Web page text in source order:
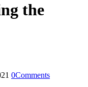
the
0Comments